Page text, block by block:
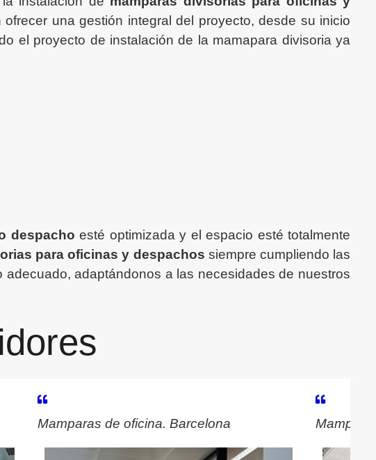
una gestión integral del proyecto, desde su inicio
el proyecto de instalación de la mamapara divisoria ya
despacho esté optimizada y el espacio esté totalmente
para oficinas y despachos siempre cumpliendo las
adaptándonos a las necesidades de nuestros
Mamparas de oficina. Barcelona